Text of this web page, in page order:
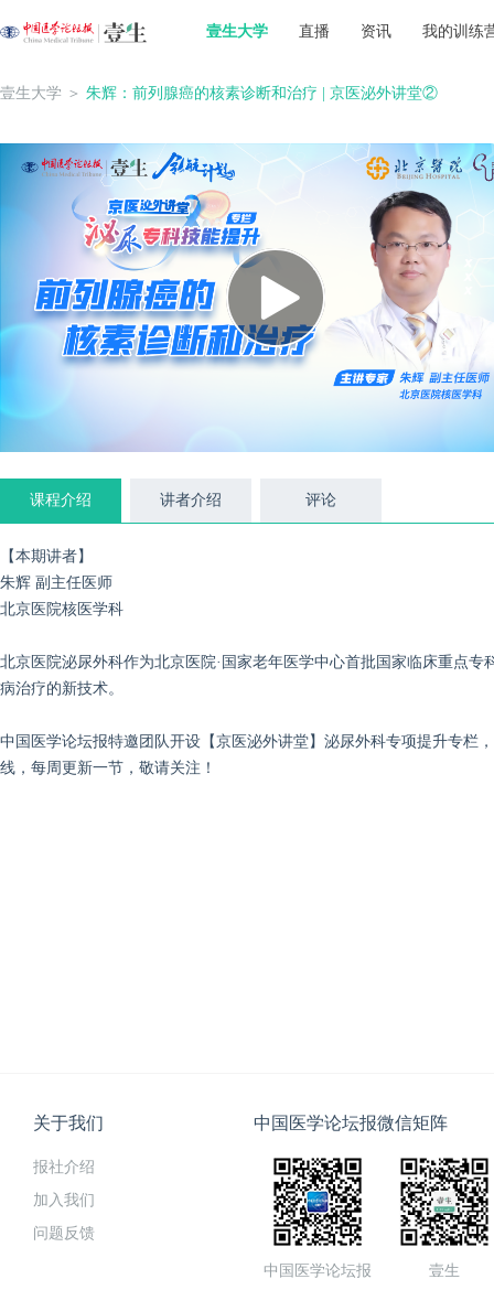
壹生大学 直播 资讯 我的训练
壹生大学 ＞ 朱辉：前列腺癌的核素诊断和治疗 | 京医泌外讲堂②
课程介绍 讲者介绍 评论
【本期讲者】
朱辉 副主任医师
北京医院核医学科
北京医院泌尿外科作为北京医院·国家老年医学中心首批国家临床重点
病治疗的新技术。
中国医学论坛报特邀团队开设【京医泌外讲堂】泌尿外科专项提升专栏
线，每周更新一节，敬请关注！
关于我们
报社介绍
加入我们
问题反馈
中国医学论坛报微信矩阵
中国医学论坛报 壹生